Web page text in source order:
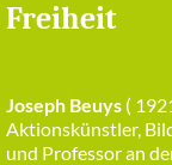
Freiheit
Joseph Beuys (
Aktionskünstler,
und Professor an